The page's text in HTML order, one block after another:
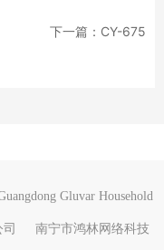
下一篇：CY-675
Gluvar Household
南宁市鸿林网络科技